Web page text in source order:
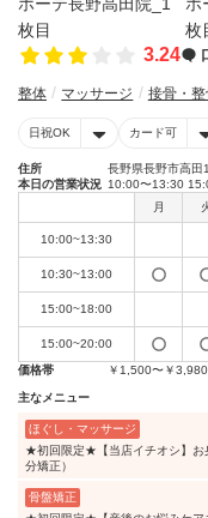
3.24
整体 マッサージ 接骨・整
日祝OK カード可
住所
長野県長野市高田
本日の営業状況 10:00〜13:30
月
10:00~13:30
10:30~13:00
15:00~18:00
15:00~20:00
価格帯
￥1,500〜￥3,980
主なメニュー
ほぐし・マッサージ
★初回限定★【当店イチオシ】お
分矯正）
骨盤矯正